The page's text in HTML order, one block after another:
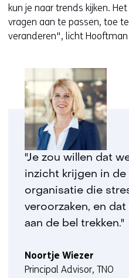
kun je naar trends kijken.
vragen aan te passen, toe
veranderen", licht
"Je zou willen dat
inzicht krijgen in
organisatie die
veroorzaken, en
aan de bel trekken."
Noortje Wiezer
Principal Advisor, TNO